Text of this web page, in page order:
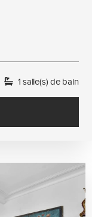
1 salle(s) de bain